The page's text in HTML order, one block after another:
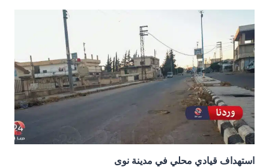
استهداف قيادي محلي في مدينة نوى